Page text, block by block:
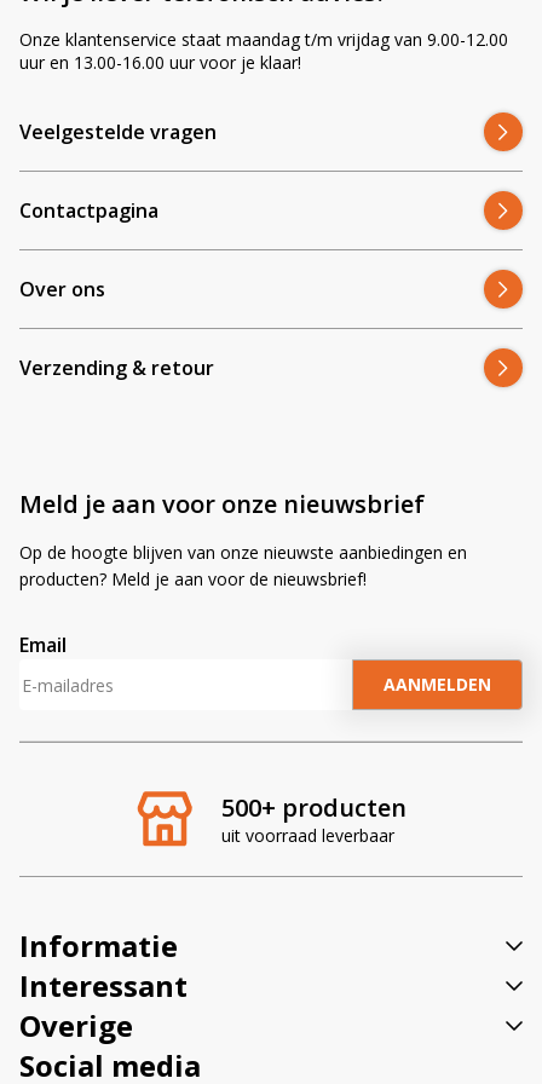
500+ producten
uit voorraad leverbaar
Onze klantenservice staat maandag t/m vrijdag van 9.00-12.00
uur en 13.00-16.00 uur voor je klaar!
Veelgestelde vragen
Contactpagina
Over ons
Verzending & retour
Meld je aan voor onze nieuwsbrief
Op de hoogte blijven van onze nieuwste aanbiedingen en
producten? Meld je aan voor de nieuwsbrief!
Email
A
t
:
Informatie
Interessant
Overige
Social media